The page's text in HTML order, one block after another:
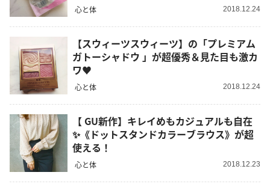
心と体 2018.12.24
【スウィーツスウィーツ】の「プレミアム
ガトーシャドウ 」が超優秀＆見た目も激カ
ワ♥
心と体 2018.12.24
【 GU新作】キレイめもカジュアルも自在
✨《ドットスタンドカラーブラウス》が超
使える！
心と体 2018.12.23